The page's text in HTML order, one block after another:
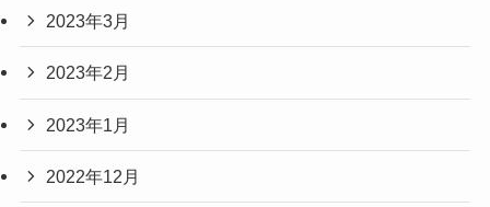
2023年3月
2023年2月
2023年1月
2022年12月